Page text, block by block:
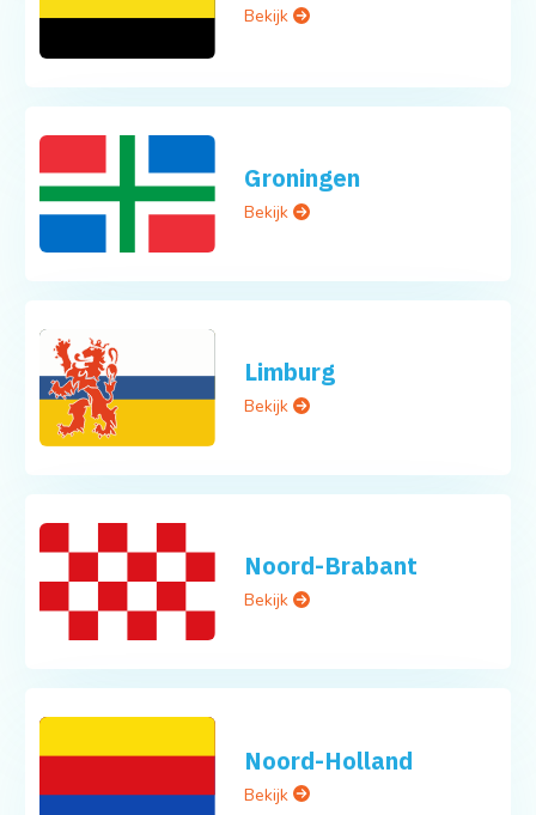
Bekijk
Groningen
Bekijk
Limburg
Bekijk
Noord-Brabant
Bekijk
Noord-Holland
Bekijk